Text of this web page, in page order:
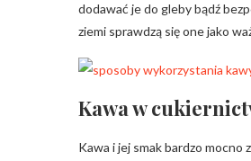
dodawać je do gleby bądź
ziemi sprawdzą się one jako
Kawa w
Kawa i jej smak bardzo mocno